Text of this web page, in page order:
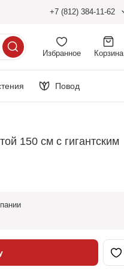
+7 (812) 384-11-62
Избранное Корзина
Повод
150 см с гигантским